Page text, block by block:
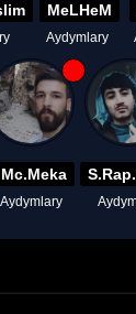
MeLHeM
Aydymlary
Mc.Meka
Aydymlary